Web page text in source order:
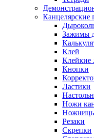
Канцелярские
Зажимы
Клей
Клейкие
Кнопки
Ластики
Ножи
Резаки
Скрепки